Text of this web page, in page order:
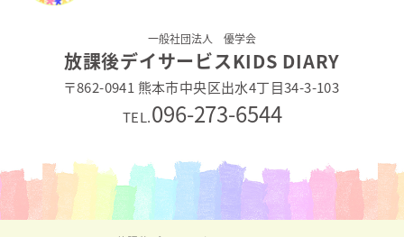
一般社団法人 優学会
放課後デイサービスKIDS DIARY
〒862-0941 熊本市中央区出水4丁目34-3-103
TEL.096-273-6544